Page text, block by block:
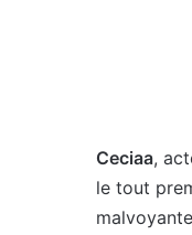
Ceciaa,
le tout